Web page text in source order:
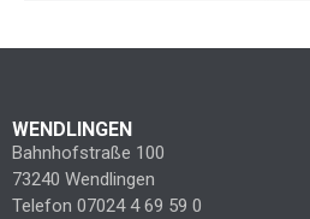
WENDLINGEN
Bahnhofstraße 100
73240 Wendlingen
Telefon 07024 4 69 59 0